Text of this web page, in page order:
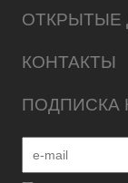
ОТКРЫТЫЕ
КОНТАКТЫ
ПОДПИСКА